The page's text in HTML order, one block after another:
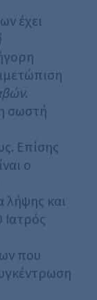
έχει
.
σωστή
Επίσης
ο
λήψης και
που